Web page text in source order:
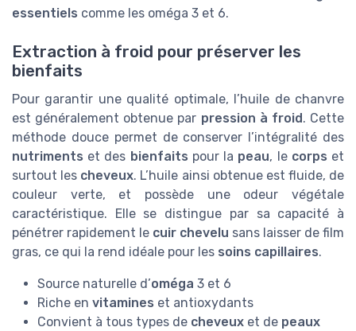
essentiels comme les oméga 3 et 6.
Extraction à froid pour préserver les
bienfaits
Pour garantir une qualité optimale, l’huile de chanvre
est généralement obtenue par pression à froid. Cette
méthode douce permet de conserver l’intégralité des
nutriments et des bienfaits pour la peau, le corps et
surtout les cheveux. L’huile ainsi obtenue est fluide, de
couleur verte, et possède une odeur végétale
caractéristique. Elle se distingue par sa capacité à
pénétrer rapidement le cuir chevelu sans laisser de film
gras, ce qui la rend idéale pour les soins capillaires.
Source naturelle d’oméga 3 et 6
Riche en vitamines et antioxydants
Convient à tous types de cheveux et de peaux